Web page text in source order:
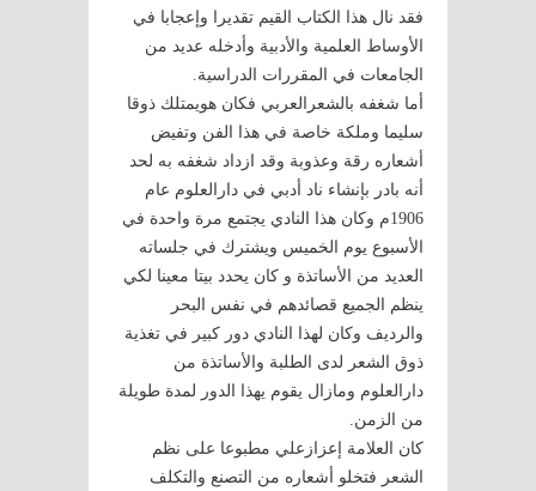
فقد نال هذا الكتاب القيم تقديرا وإعجابا في
الأوساط العلمية والأدبية وأدخله عديد من
الجامعات في المقررات الدراسية.
أما شغفه بالشعرالعربي فكان هويمتلك ذوقا
سليما وملكة خاصة في هذا الفن وتفيض
أشعاره رقة وعذوبة وقد ازداد شغفه به لحد
أنه بادر بإنشاء ناد أدبي في دارالعلوم عام
1906م وكان هذا النادي يجتمع مرة واحدة في
الأسبوع يوم الخميس ويشترك في جلساته
العديد من الأساتذة و كان يحدد بيتا معينا لكي
ينظم الجميع قصائدهم في نفس البحر
والرديف وكان لهذا النادي دور كبير في تغذية
ذوق الشعر لدى الطلبة والأساتذة من
دارالعلوم ومازال يقوم يهذا الدور لمدة طويلة
من الزمن.
كان العلامة إعزازعلي مطبوعا على نظم
الشعر فتخلو أشعاره من التصنع والتكلف